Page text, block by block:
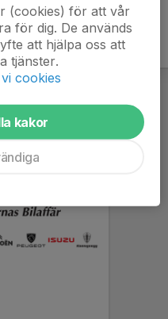
(cookies) för att vår
för dig. De används
att hjälpa oss att
tjänster.
cookies
kakor